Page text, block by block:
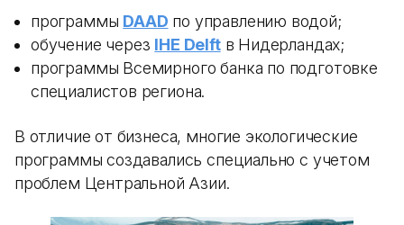
программы DAAD по управлению водой;
обучение через IHE Delftв Нидерландах;
программы Всемирного банка по подготовке
специалистов региона.
В отличие от бизнеса, многие экологические
программы создавались специально с учетом
проблем Центральной Азии.